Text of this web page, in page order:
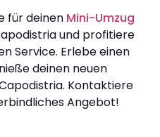
für deinen Mini-Umzug
und profitiere
Service. Erlebe einen
deinen neuen
Kontaktiere
Angebot!